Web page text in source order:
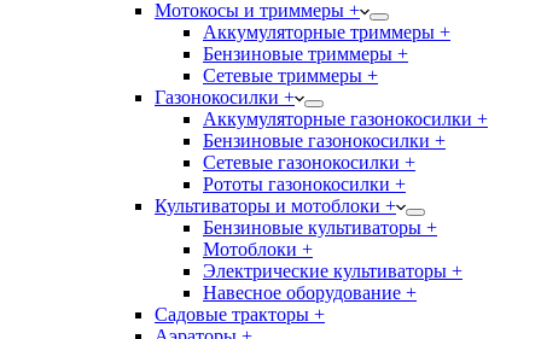
Мотокосы и триммеры +
Аккумуляторные триммеры +
Бензиновые триммеры +
Сетевые триммеры +
Газонокосилки +
Аккумуляторные газонокосилки +
Бензиновые газонокосилки +
Сетевые газонокосилки +
Рототы газонокосилки +
Культиваторы и мотоблоки +
Бензиновые культиваторы +
Мотоблоки +
Электрические культиваторы +
Навесное оборудование +
Садовые тракторы +